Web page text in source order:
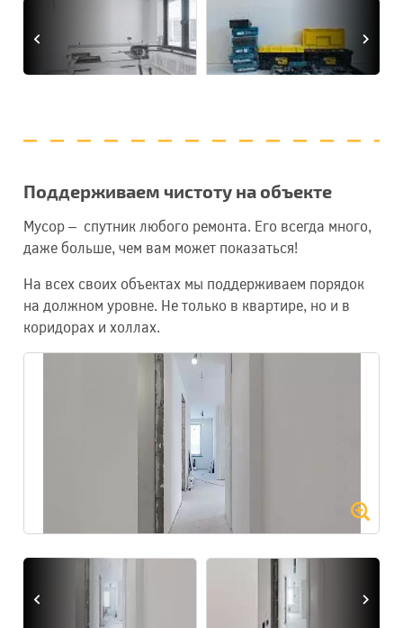
Поддерживаем чистоту на объекте
Мусор – спутник любого ремонта. Его всегда много,
даже больше, чем вам может показаться!
На всех своих объектах мы поддерживаем порядок
на должном уровне. Не только в квартире, но и в
коридорах и холлах.